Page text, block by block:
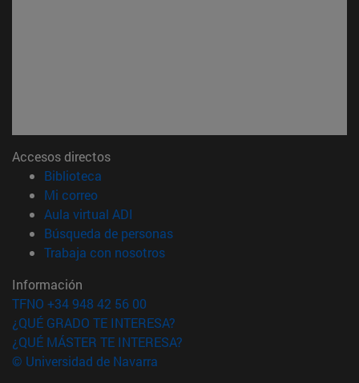
Accesos directos
Biblioteca
Mi correo(abre en nueva ventana)
Aula virtual ADI
Búsqueda de personas(abre en nueva ventana)
Trabaja con nosotros(abre en nueva ventana)
Información
TFNO +34 948 42 56 00
¿QUÉ GRADO TE INTERESA?
¿QUÉ MÁSTER TE INTERESA?
© Universidad de Navarra